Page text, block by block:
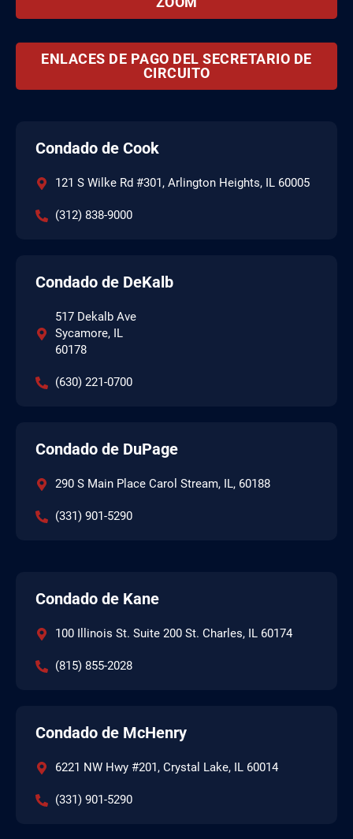
ENLACES DE PAGO DEL SECRETARIO DE
CIRCUITO
Condado de Cook
121 S Wilke Rd #301, Arlington Heights, IL 60005
(312) 838-9000
Condado de DeKalb
517 Dekalb Ave
Sycamore, IL
60178
(630) 221-0700
Condado de DuPage
290 S Main Place Carol Stream, IL, 60188
(331) 901-5290
Condado de Kane
100 Illinois St. Suite 200 St. Charles, IL 60174
(815) 855-2028
Condado de McHenry
6221 NW Hwy #201, Crystal Lake, IL 60014
(331) 901-5290